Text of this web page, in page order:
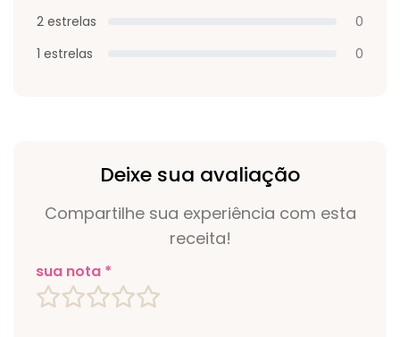
2 estrelas
0
1 estrelas
0
Deixe sua avaliação
Compartilhe sua experiência com esta
receita!
sua nota *